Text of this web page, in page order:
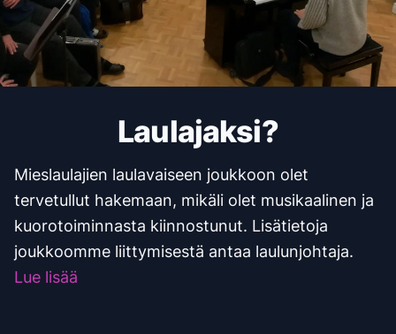
Laulajaksi?
Mieslaulajien laulavaiseen joukkoon olet
tervetullut hakemaan, mikäli olet musikaalinen ja
kuorotoiminnasta kiinnostunut. Lisätietoja
joukkoomme liittymisestä antaa laulunjohtaja.
Lue lisää